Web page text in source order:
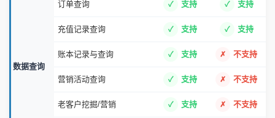
充值记录查询 支持 支持
账本记录与查询 支持 不支持
营销活动查询 支持 不支持
老客户挖掘/营销 支持 不支持
潜在客户挖掘/营销 支持 不支持